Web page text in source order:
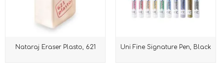
Nataraj Eraser Plasto, 621 Uni Fine Signature Pen, Black